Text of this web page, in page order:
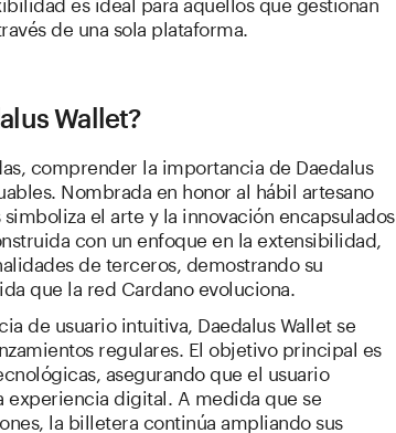
de una sola plataforma.
Wallet?
comprender la importancia de Daedalus
Nombrada en honor al hábil artesano
el arte y la innovación encapsulados
con un enfoque en la extensibilidad,
de terceros, demostrando su
que la red Cardano evoluciona.
de usuario intuitiva, Daedalus Wallet se
regulares. El objetivo principal es
asegurando que el usuario
experiencia digital. A medida que se
la billetera continúa ampliando sus